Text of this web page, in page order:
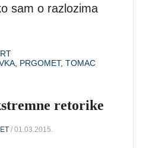
sam o razlozima
, PRGOMET,TOMAC
retorike
/ 01.03.2015.